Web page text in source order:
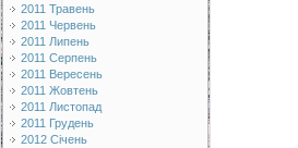
2011 Травень
2011 Червень
2011 Липень
2011 Серпень
2011 Вересень
2011 Жовтень
2011 Листопад
2011 Грудень
2012 Січень